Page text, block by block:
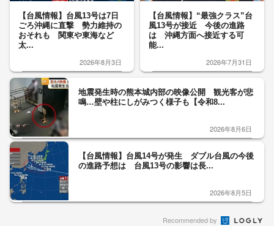
【台風情報】台風13号は7日
ごろ沖縄に直撃 勢力維持の
おそれも 関東や東海など
太...
2026年8月3日
【台風情報】“最強クラス”台
風13号が接近 今後の進路
は 沖縄方面へ接近する可
能...
2026年7月31日
地震発生時の熊本城内部の映像公開 観光客が悲
鳴…壁や柱にしがみつく様子も【令和8...
2026年8月6日
【台風情報】台風14号が発生 ダブル台風の今後
の進路予想は 台風13号の影響は長...
2026年8月5日
Recommended by